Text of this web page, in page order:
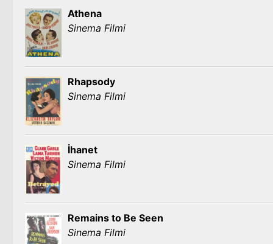
Athena
Sinema Filmi
Rhapsody
Sinema Filmi
İhanet
Sinema Filmi
Remains to Be Seen
Sinema Filmi